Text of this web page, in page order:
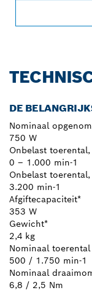
DE
Nominaal
750 W
Onbelast
0 – 1.000 min-1
Onbelast
3.200 min-1
Afgiftecapaciteit*
353 W
Gewicht*
2,4 kg
Nominaal toerental
500 / 1.750 min-1
Nominaal
6,8 / 2,5 Nm